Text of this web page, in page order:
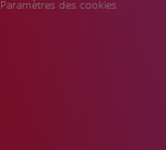
Paramètres des cookies